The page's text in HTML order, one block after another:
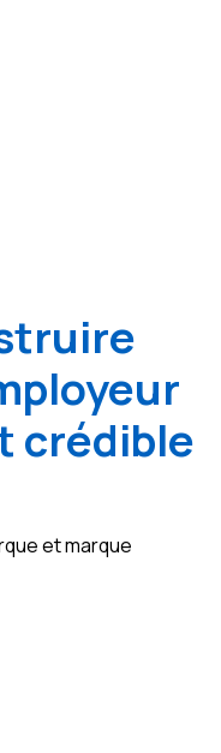
crédible
et marque